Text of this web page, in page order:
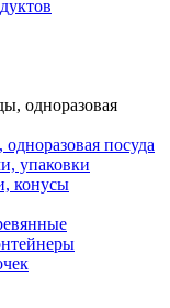
посуда
упаковки
конусы